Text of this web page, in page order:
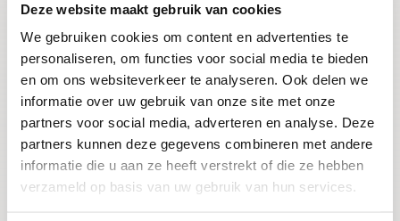
Deze website maakt gebruik van cookies
We gebruiken cookies om content en advertenties te
personaliseren, om functies voor social media te bieden
en om ons websiteverkeer te analyseren. Ook delen we
informatie over uw gebruik van onze site met onze
partners voor social media, adverteren en analyse. Deze
partners kunnen deze gegevens combineren met andere
informatie die u aan ze heeft verstrekt of die ze hebben
verzameld op basis van uw gebruik van hun services.
Blijf op de hoogte
Ontvang het laatste wijnnieuws, proeverijen en
evenementen
E-mailadres
Aanmelden